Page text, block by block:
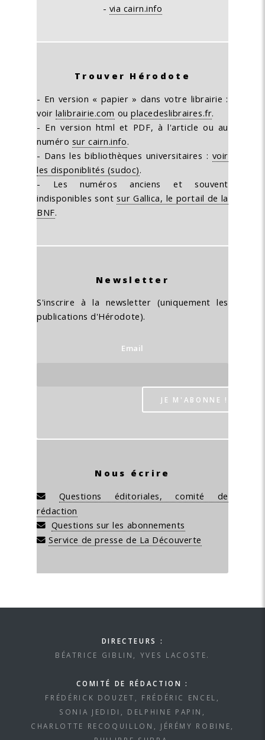
- via cairn.info
Trouver Hérodote
- En version « papier » dans votre librairie :
voir lalibrairie.com ouplacedeslibraires.fr.
- En version html et PDF, à l'article ou au
numéro sur cairn.info.
- Dans les bibliothèques universitaires : voir
les disponiblités (sudoc).
- Les numéros anciens et souvent
indisponibles sontsur Gallica, le portail de la
BNF.
Newsletter
S'inscrire à la newsletter (uniquement les
publications d'Hérodote).
Email
Nous écrire
Questions éditoriales, comité de
rédaction
Questions sur les abonnements
Service de presse de La Découverte
DIRECTEURS :
BÉATRICE GIBLIN, YVES LACOSTE.
COMITÉ DE RÉDACTION :
FRÉDÉRICK DOUZET, FRÉDÉRIC ENCEL,
SONIA JEDIDI, DELPHINE PAPIN,
CHARLOTTE RECOQUILLON, JÉRÉMY ROBINE,